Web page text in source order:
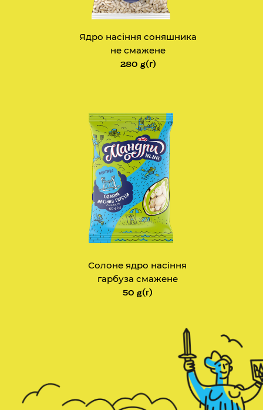
Ядро насіння соняшника
не смажене
280 g(г)
Солоне ядро насіння
гарбуза смажене
50 g(г)